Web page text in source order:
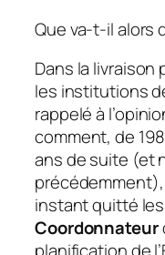
Que va-t-il alors
Dans la
les institutions
rappelé à
comment, de
ans de suite (et
précédemment),
instant quitté
Coordonnateur